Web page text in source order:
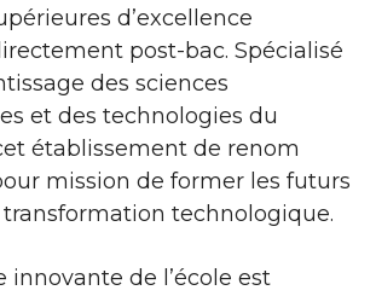
d’excellence
post-bac. Spécialisé
des sciences
et des technologies du
établissement de renom
mission de former les futurs
transformation technologique.
innovante de l’école est